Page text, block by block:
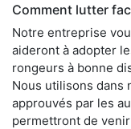
Comment lutter
Notre entreprise
aideront à adopter
rongeurs à bonne
Nous utilisons dans
approuvés par les
permettront de